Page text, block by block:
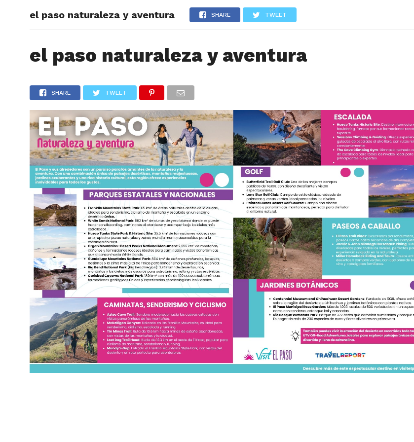
ARTÍCULOS REVIEWS
el paso naturaleza y aventura SHARE TWEET
el paso naturaleza y aventura
SHARE TWEET